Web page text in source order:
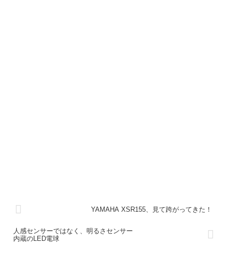
YAMAHA XSR155、見て跨がってきた！
人感センサーではなく、明るさセンサー
内蔵のLED電球